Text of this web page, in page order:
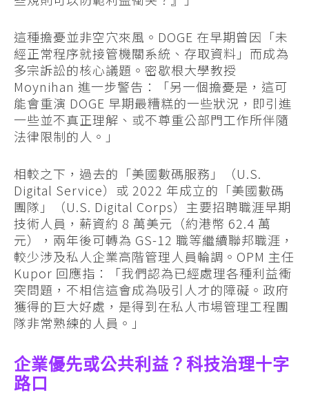
這種擔憂並非空穴來風。DOGE 在早期曾因「未
經正常程序就接管機關系統、存取資料」而成為
多宗訴訟的核心議題。密歇根大學教授
Moynihan 進一步警告：「另一個擔憂是，這可
能會重演 DOGE 早期最糟糕的一些狀況，即引進
一些並不真正理解、或不尊重公部門工作所伴隨
法律限制的人。」
相較之下，過去的「美國數碼服務」（U.S.
Digital Service）或 2022 年成立的「美國數碼
團隊」（U.S. Digital Corps）主要招聘職涯早期
技術人員，薪資約 8 萬美元（約港幣 62.4 萬
元），兩年後可轉為 GS-12 職等繼續聯邦職涯，
較少涉及私人企業高階管理人員輪調。OPM 主任
Kupor 回應指：「我們認為已經處理各種利益衝
突問題，不相信這會成為吸引人才的障礙。政府
獲得的巨大好處，是得到在私人市場管理工程團
隊非常熟練的人員。」
企業優先或公共利益？科技治理十字
路口